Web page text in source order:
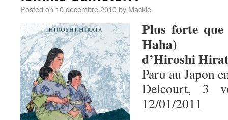
Posted on 10 décembre 2010by Mackie
Plus forte
Haha)
d’Hiroshi
Paru au Japon
Delcourt, 3
12/01/2011